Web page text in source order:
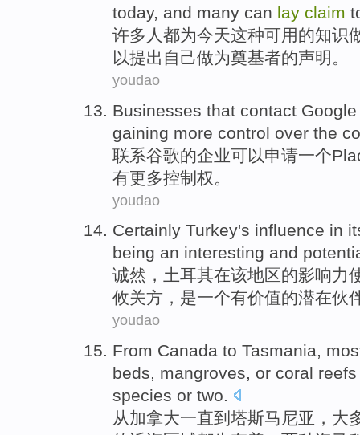
today, and many can lay claim
许多 人 都为今天这种可用的知识
以提出自己做为奠基者的声明 。
youdao
Businesses that contact Google
gaining more control over the
联系谷歌的企业可以申请一个
有更多控制权 。
youdao
Certainly Turkey's influence in
being an interesting and
诚然 ， 土耳其在该地区的影响力
攸关方，是一个有价值的潜在伙
youdao
From Canada to Tasmania,
beds, mangroves, or coral reefs
species or two.
从加拿大一直到 塔斯马尼亚， 大